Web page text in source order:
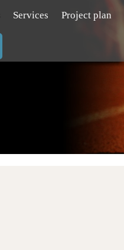
Services Project plan